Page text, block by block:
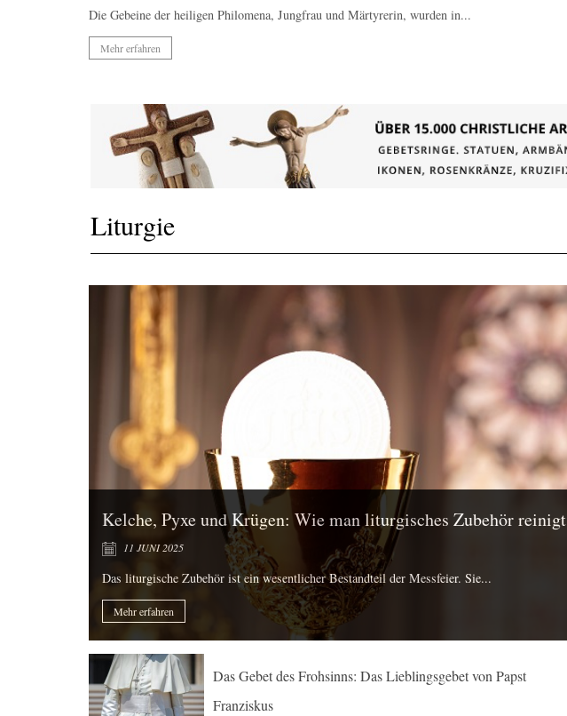
Die Gebeine der heiligen Philomena, Jungfrau und Märtyrerin, wurden in...
Mehr erfahren
Liturgie
Kelche, Pyxe und Krügen: Wie man liturgisches Zubehör reinigt
11 JUNI 2025
Das liturgische Zubehör ist ein wesentlicher Bestandteil der Messfeier. Sie...
Mehr erfahren
Das Gebet des Frohsinns: Das Lieblingsgebet von Papst
Franziskus